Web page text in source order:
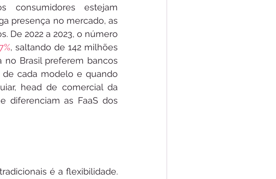
consumidores estejam
presença no mercado, as
De 2022 a 2023, o número
, saltando de 142 milhões
no Brasil preferem bancos
de cada modelo e quando
head de comercial da
diferenciam as FaaS dos
é a flexibilidade.